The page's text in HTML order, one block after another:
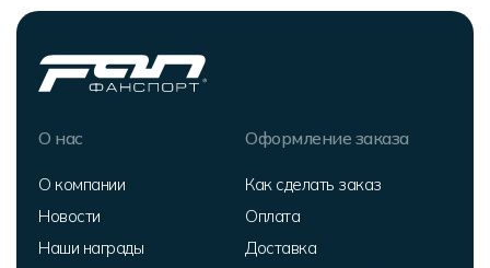
О нас
О компании
Новости
Наши награды
Оформление заказа
Как сделать заказ
Оплата
Доставка